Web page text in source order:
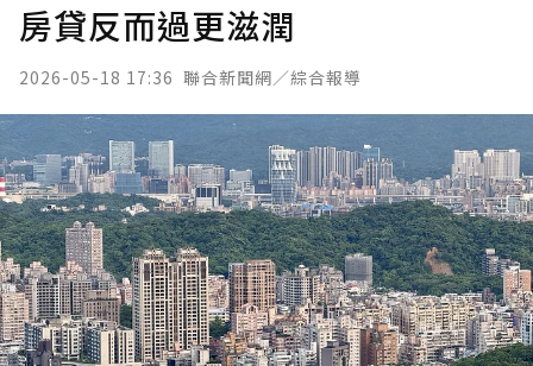
房貸反而過更滋潤
2026-05-18 17:36 聯合新聞網／綜合報導